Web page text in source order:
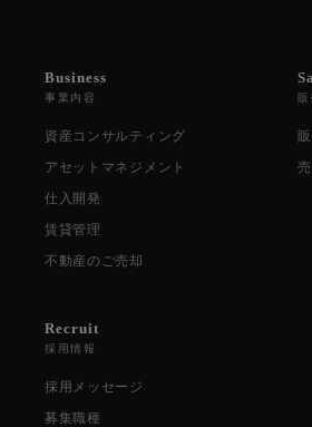
Business
事業内容
資産コンサルティング
アセットマネジメント
仕入開発
賃貸管理
不動産のご売却
Recruit
採用情報
採用メッセージ
募集職種